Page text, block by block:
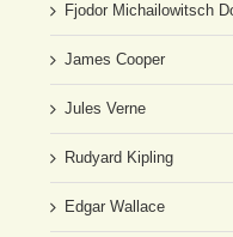
Fjodor Michailowitsch
James Cooper
Jules Verne
Rudyard Kipling
Edgar Wallace